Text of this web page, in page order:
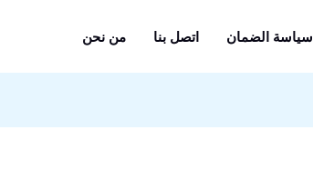
سياسة الضمان اتصل بنا من نحن